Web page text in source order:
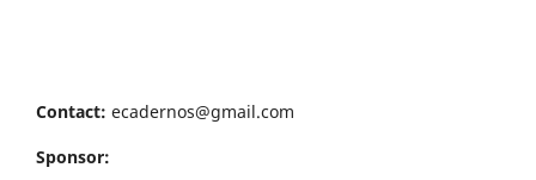
Contact: ecadernos@gmail.com
Sponsor: